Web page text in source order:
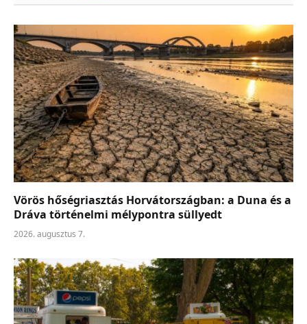
Vörös hőségriasztás Horvátországban: a Duna és a
Dráva történelmi mélypontra süllyedt
2026. augusztus 7.